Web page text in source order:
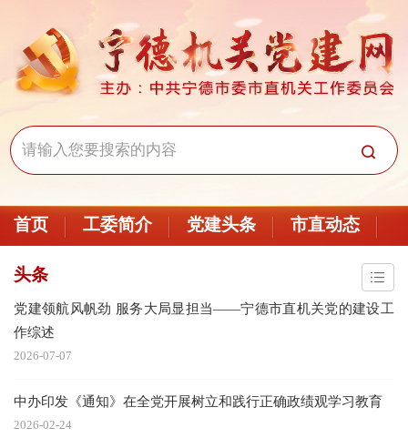
首页 工委简介 党建头条 市直动态
头条
党建领航风帆劲 服务大局显担当——宁德市直机关党的建设工
作综述
2026-07-07
中办印发《通知》在全党开展树立和践行正确政绩观学习教育
2026-02-24